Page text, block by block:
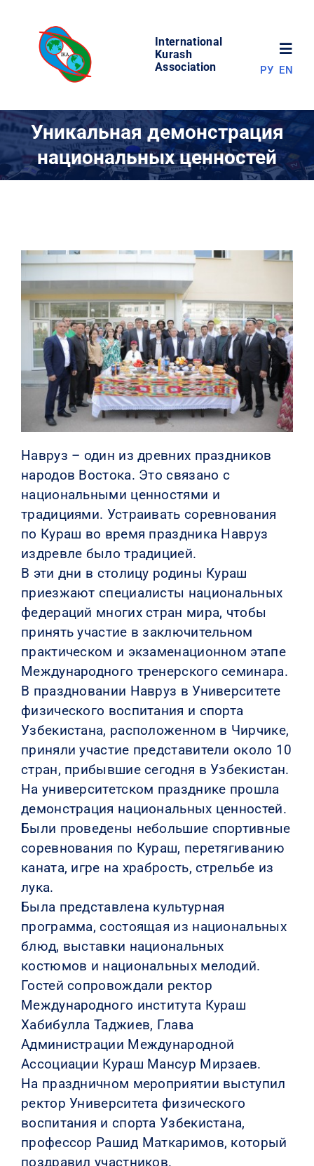
content
International
Kurash
Association
МИР КУРАША
КОНТАКТЫ
РУ EN
Уникальная демонстрация
национальных ценностей
Навруз – один из древних праздников
народов Востока. Это связано с
национальными ценностями и
традициями. Устраивать соревнования
по Кураш во время праздника Навруз
издревле было традицией.
В эти дни в столицу родины Кураш
приезжают специалисты национальных
федераций многих стран мира, чтобы
принять участие в заключительном
практическом и экзаменационном этапе
Международного тренерского семинара.
В праздновании Навруз в Университете
физического воспитания и спорта
Узбекистана, расположенном в Чирчике,
приняли участие представители около 10
стран, прибывшие сегодня в Узбекистан.
На университетском празднике прошла
демонстрация национальных ценностей.
Были проведены небольшие спортивные
соревнования по Кураш, перетягиванию
каната, игре на храбрость, стрельбе из
лука.
Была представлена культурная
программа, состоящая из национальных
блюд, выставки национальных
костюмов и национальных мелодий.
Гостей сопровождали ректор
Международного института Кураш
Хабибулла Таджиев, Глава
Администрации Международной
Ассоциации Кураш Мансур Мирзаев.
На праздничном мероприятии выступил
ректор Университета физического
воспитания и спорта Узбекистана,
профессор Рашид Маткаримов, который
поздравил участников.